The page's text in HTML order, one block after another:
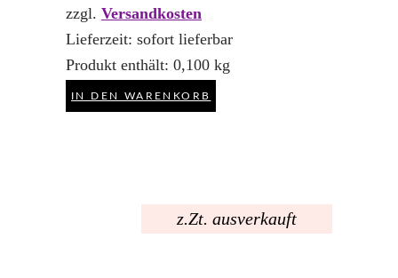
zzgl. Versandkosten
Lieferzeit: sofort lieferbar
Produkt enthält: 0,100 kg
IN DEN WARENKORB
z.Zt. ausverkauft